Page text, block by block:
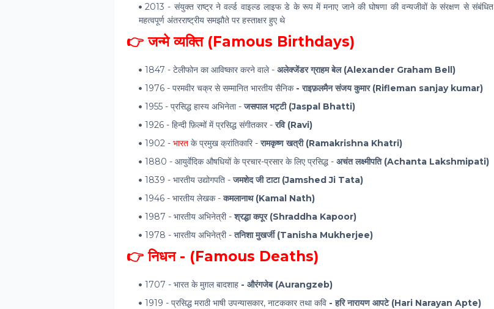
2013 - संयुक्त राष्ट्र ने वर्ल्ड वाइल्ड लाइफ डे के रूप में मनाए जाने की घोषणा की वन्यजीवों के संरक्षण से संबंधित
महत्वपूर्ण अंतरराष्ट्रीय समझौते पर हस्ताक्षर हुए थे
👉 जन्मे व्यक्ति (Famous Birthdays)
1847 - टेलीफोन का आविष्‍कार करने वाले - अलेक्‍जेंडर ग्राहम बेल (Alexander Graham Bell)
1976 - परमवीर चक्र से सम्मानित भारतीय सैनिक - राइफ़लमैन संजय कुमार (Rifleman sanjay kumar)
1955 - प्रसिद्ध हास्य अभिनेता -जसपाल भट्टी (Jaspal Bhatti)
1926 - हिन्दी फ़िल्मों में प्रसिद्ध संगीतकार -रवि (Ravi)
1902 - भारत के प्रमुख क्रांतिकारि -रामकृष्ण खत्री (Ramakrishna Khatri)
1880 - आयुर्वेदिक औषधियों के प्रचार-प्रसार के लिए प्रसिद्ध - अचंत लक्ष्मीपति (Achanta Lakshmipati)
1839 - भारतीय उद्योगपति -जमशेद जी टाटा (Jamshed Ji Tata)
1946 - भारतीय लेखक -कमलानाथ (Kamal Nath)
1987 - भारतीय अभिनेत्री -श्रद्धा कपूर (Shraddha Kapoor)
1978 - भारतीय अभिनेत्री -तनिशा मुखर्जी (Tanisha Mukherjee)
👉 निधन - (Famous Deaths)
1707 - भारत के मुग़ल बादशाह - औरंगजेब (Aurangzeb)
1919 - प्रसिद्ध मराठी भाषी उपन्यासकार, नाटककार तथा कवि - हरि नारायण आपटे (Hari Narayan Apte)